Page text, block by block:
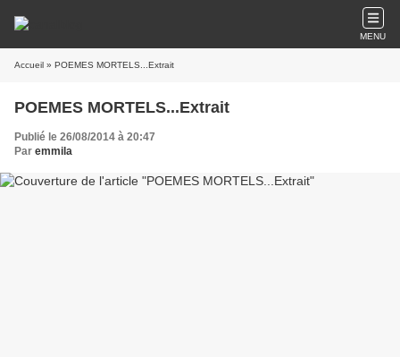
MENU
Accueil » POEMES MORTELS...Extrait
POEMES MORTELS...Extrait
Publié le 26/08/2014 à 20:47
Par emmila